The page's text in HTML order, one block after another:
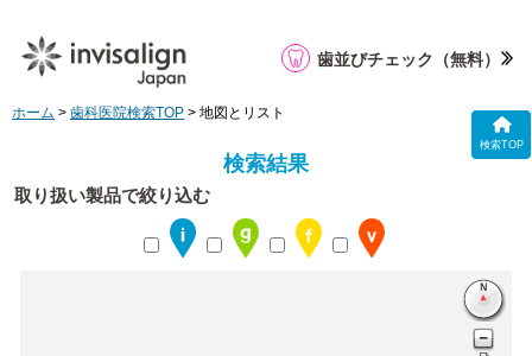
検索TOP
歯並びチェック （無料）
ホーム > 歯科医院検索TOP > 地図とリスト
検索結果
取り扱い製品で絞り込む